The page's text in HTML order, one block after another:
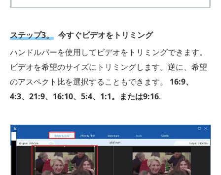
ステップ3。 今すぐビデオをトリミング
ハンドルバーを使用してビデオをトリミングできます。
ビデオを希望のサイズにトリミングします。逆に、希望
のアスペクト比を選択することもできます。 16:9、
4:3、21:9、16:10、5:4、1:1。または9:16.